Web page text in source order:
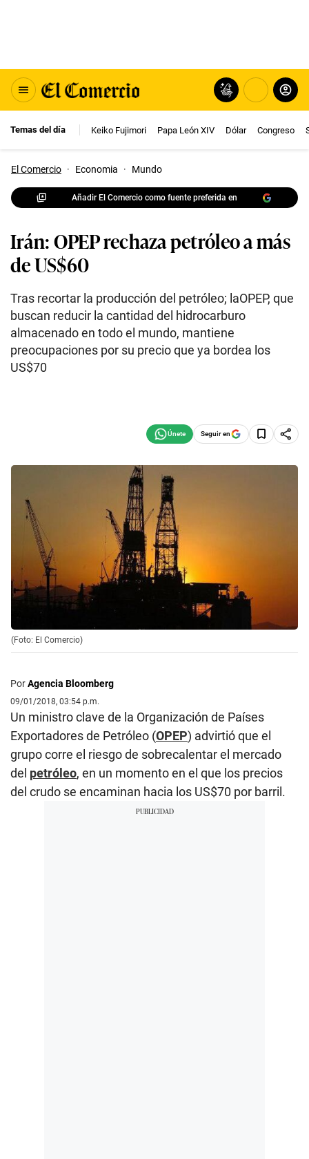
Temas del día Keiko Fujimori Papa León XIV Dólar Congreso
El Comercio · Economia · Mundo
Añadir El Comercio como fuente preferida en
Irán: OPEP rechaza petróleo a más
de US$60
Tras recortar la producción del petróleo; laOPEP, que
buscan reducir la cantidad del hidrocarburo
almacenado en todo el mundo, mantiene
preocupaciones por su precio que ya bordea los
US$70
Seguir en
(Foto: El Comercio)
PorAgencia Bloomberg
09/01/2018, 03:54 p.m.
Un ministro clave de la Organización de Países
Exportadores de Petróleo (OPEP) advirtió que el
grupo corre el riesgo de sobrecalentar el mercado
del petróleo, en un momento en el que los precios
del crudo se encaminan hacia los US$70 por barril.